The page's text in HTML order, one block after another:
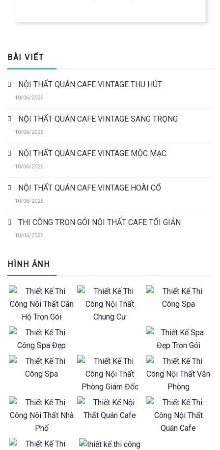
BÀI VIẾT
NỘI THẤT QUÁN CAFE VINTAGE THU HÚT
10/06/2026
NỘI THẤT QUÁN CAFE VINTAGE SANG TRỌNG
10/06/2026
NỘI THẤT QUÁN CAFE VINTAGE MỘC MẠC
10/06/2026
NỘI THẤT QUÁN CAFE VINTAGE HOÀI CỔ
10/06/2026
THI CÔNG TRỌN GÓI NỘI THẤT CAFE TỐI GIẢN
10/06/2026
HÌNH ẢNH